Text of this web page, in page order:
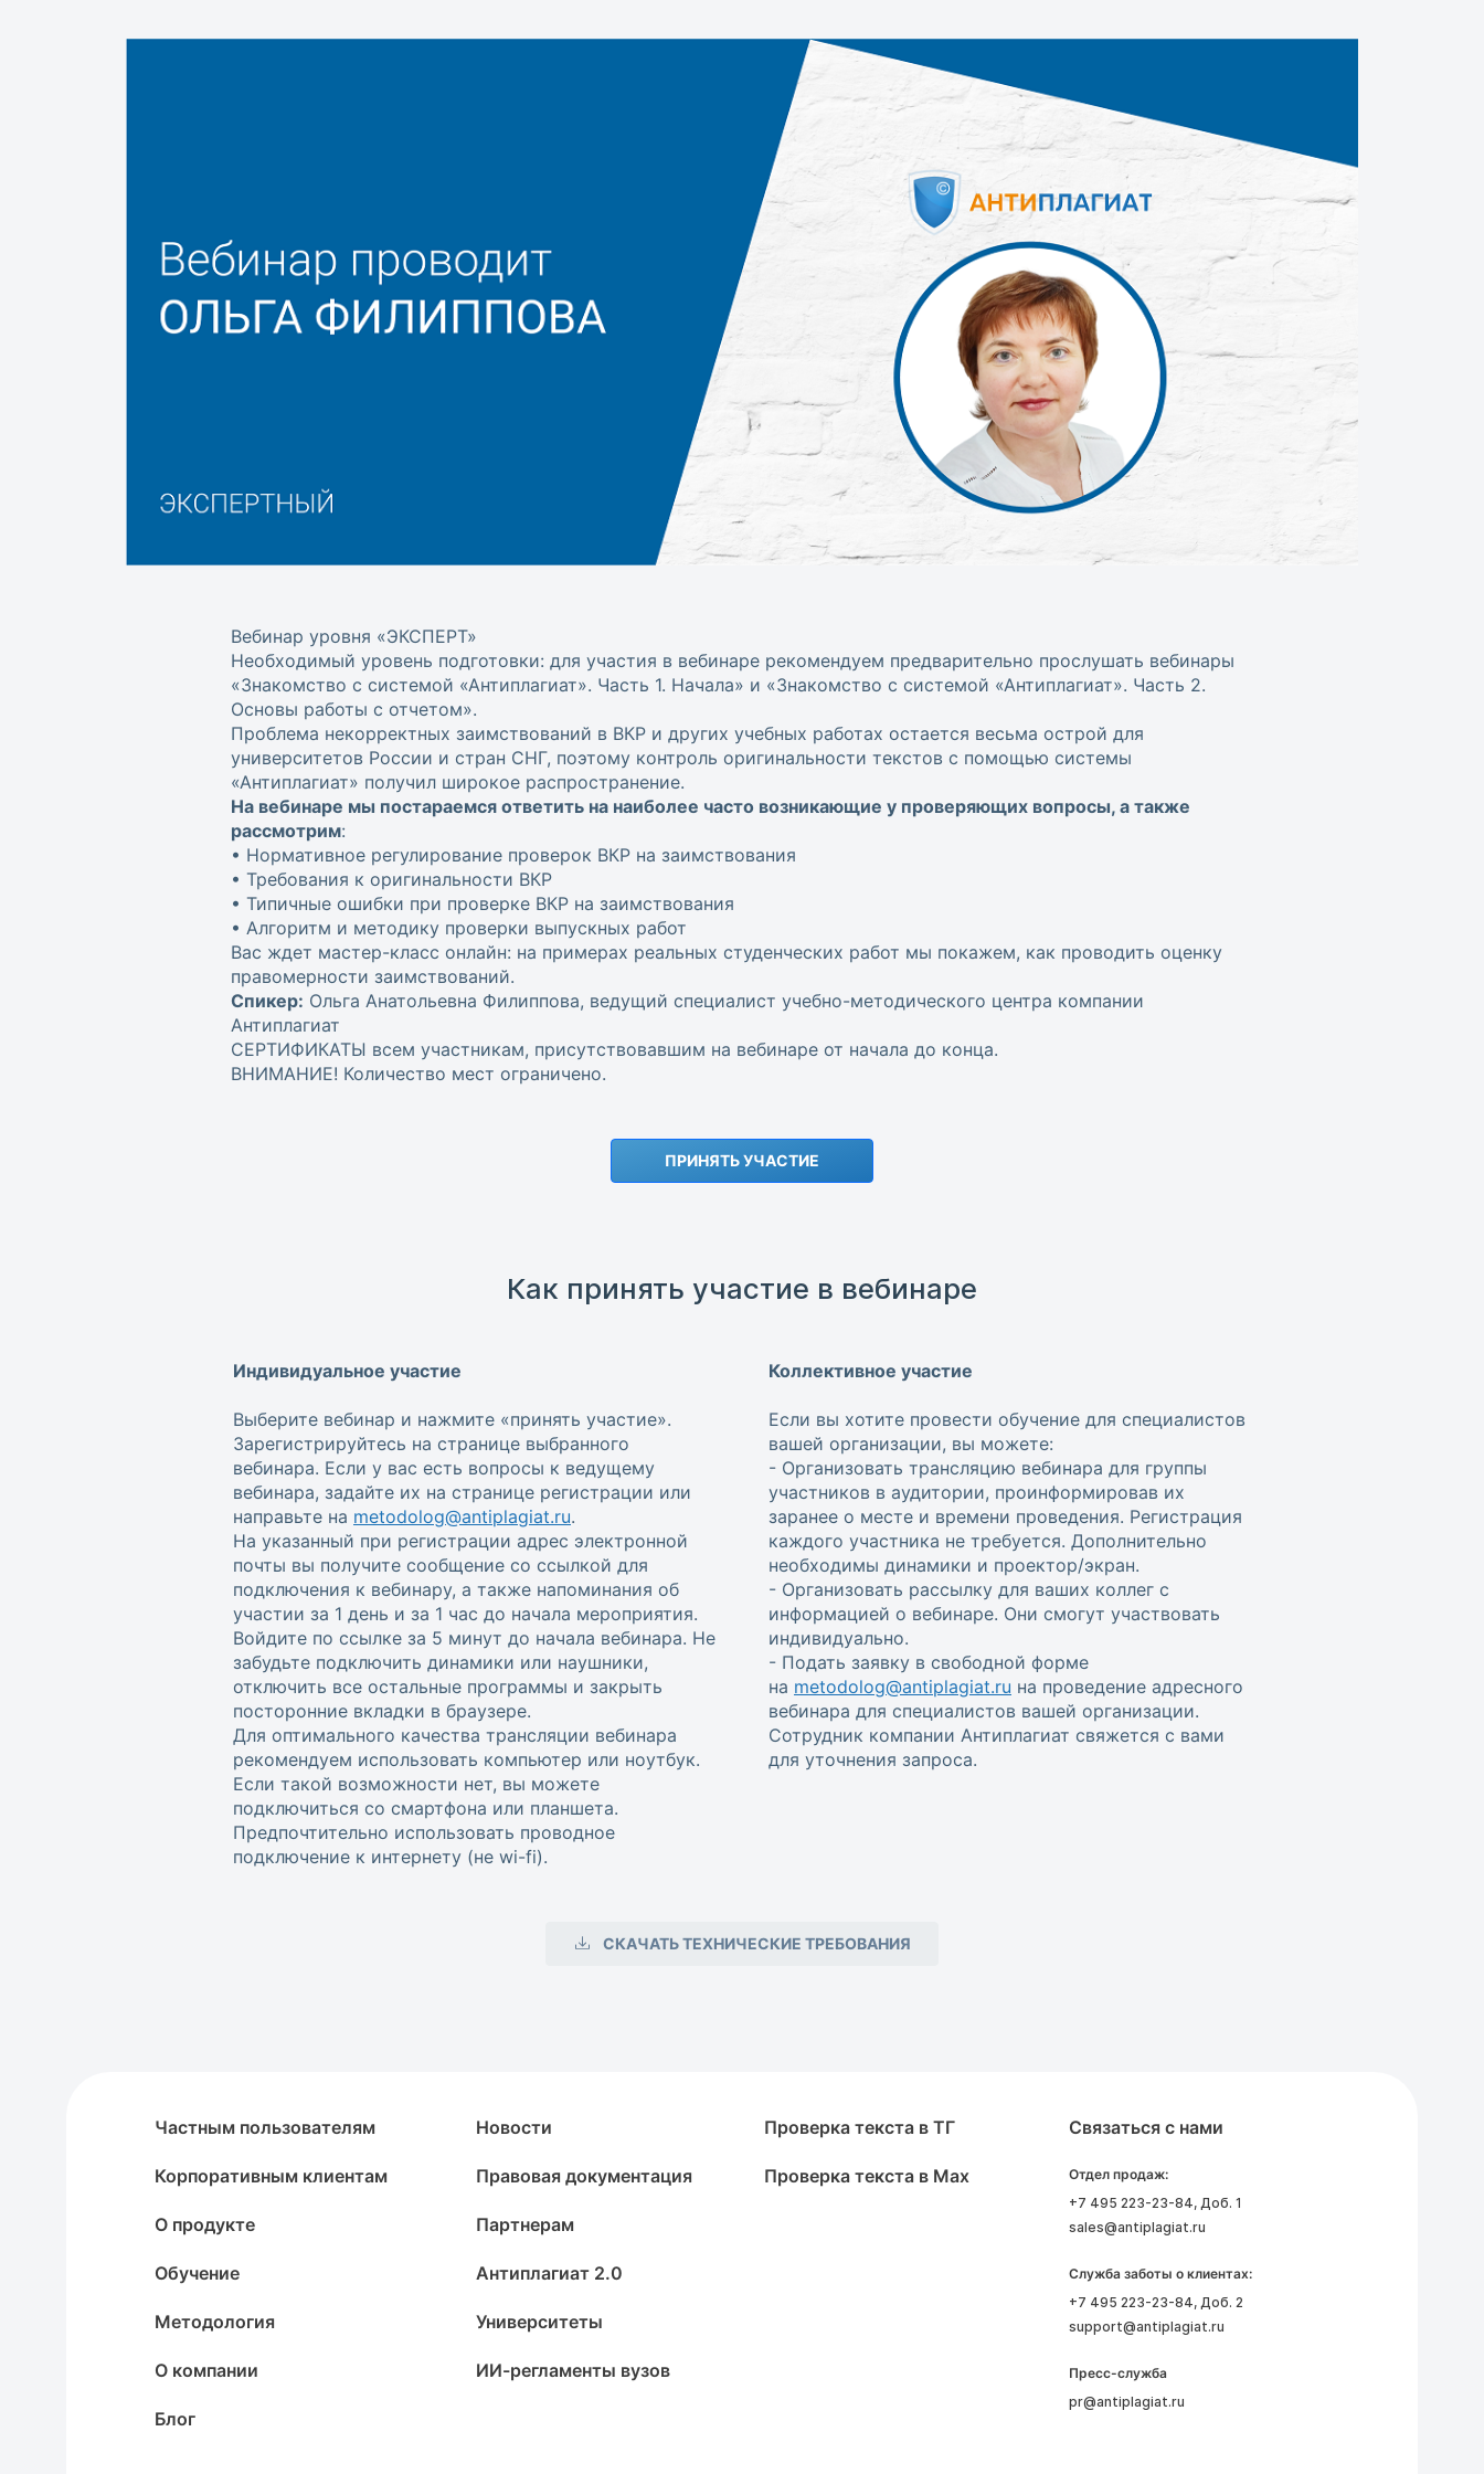
Вебинар уровня «ЭКСПЕРТ»
Необходимый уровень подготовки: для участия в вебинаре рекомендуем предварительно прослушать вебинары
«Знакомство с системой «Антиплагиат». Часть 1. Начала» и «Знакомство с системой «Антиплагиат». Часть 2.
Основы работы с отчетом».
Проблема некорректных заимствований в ВКР и других учебных работах остается весьма острой для
университетов России и стран СНГ, поэтому контроль оригинальности текстов с помощью системы
«Антиплагиат» получил широкое распространение.
На вебинаре мы постараемся ответить на наиболее часто возникающие у проверяющих вопросы, а также
рассмотрим:
• Нормативное регулирование проверок ВКР на заимствования
• Требования к оригинальности ВКР
• Типичные ошибки при проверке ВКР на заимствования
• Алгоритм и методику проверки выпускных работ
Вас ждет мастер-класс онлайн: на примерах реальных студенческих работ мы покажем, как проводить оценку
правомерности заимствований.
Спикер: Ольга Анатольевна Филиппова, ведущий специалист учебно-методического центра компании
Антиплагиат
СЕРТИФИКАТЫ всем участникам, присутствовавшим на вебинаре от начала до конца.
ВНИМАНИЕ! Количество мест ограничено.
ПРИНЯТЬ УЧАСТИЕ
Как принять участие в вебинаре
Индивидуальное участие
Выберите вебинар и нажмите «принять участие».
Зарегистрируйтесь на странице выбранного
вебинара. Если у вас есть вопросы к ведущему
вебинара, задайте их на странице регистрации или
направьте на metodolog@antiplagiat.ru.
На указанный при регистрации адрес электронной
почты вы получите сообщение со ссылкой для
подключения к вебинару, а также напоминания об
участии за 1 день и за 1 час до начала мероприятия.
Войдите по ссылке за 5 минут до начала вебинара. Не
забудьте подключить динамики или наушники,
отключить все остальные программы и закрыть
посторонние вкладки в браузере.
Для оптимального качества трансляции вебинара
рекомендуем использовать компьютер или ноутбук.
Если такой возможности нет, вы можете
подключиться со смартфона или планшета.
Предпочтительно использовать проводное
подключение к интернету (не wi-fi).
Коллективное участие
Если вы хотите провести обучение для специалистов
вашей организации, вы можете:
- Организовать трансляцию вебинара для группы
участников в аудитории, проинформировав их
заранее о месте и времени проведения. Регистрация
каждого участника не требуется. Дополнительно
необходимы динамики и проектор/экран.
- Организовать рассылку для ваших коллег с
информацией о вебинаре. Они смогут участвовать
индивидуально.
- Подать заявку в свободной форме
на metodolog@antiplagiat.ru на проведение адресного
вебинара для специалистов вашей организации.
Сотрудник компании Антиплагиат свяжется с вами
для уточнения запроса.
СКАЧАТЬ ТЕХНИЧЕСКИЕ ТРЕБОВАНИЯ
Частным пользователям
Корпоративным клиентам
О продукте
Обучение
Методология
О компании
Блог
Новости
Правовая документация
Партнерам
Антиплагиат 2.0
Университеты
ИИ-регламенты вузов
Проверка текста в ТГ
Проверка текста в Max
Связаться с нами
Отдел продаж:
+7 495 223-23-84, Доб. 1
sales@antiplagiat.ru
Служба заботы о клиентах:
+7 495 223-23-84, Доб. 2
support@antiplagiat.ru
Пресс-служба
pr@antiplagiat.ru